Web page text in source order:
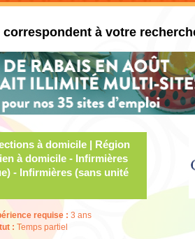
à votre
à domicile | Région
à domicile - Infirmières
- Infirmières (sans unité
requise : 3 ans
: Temps partiel